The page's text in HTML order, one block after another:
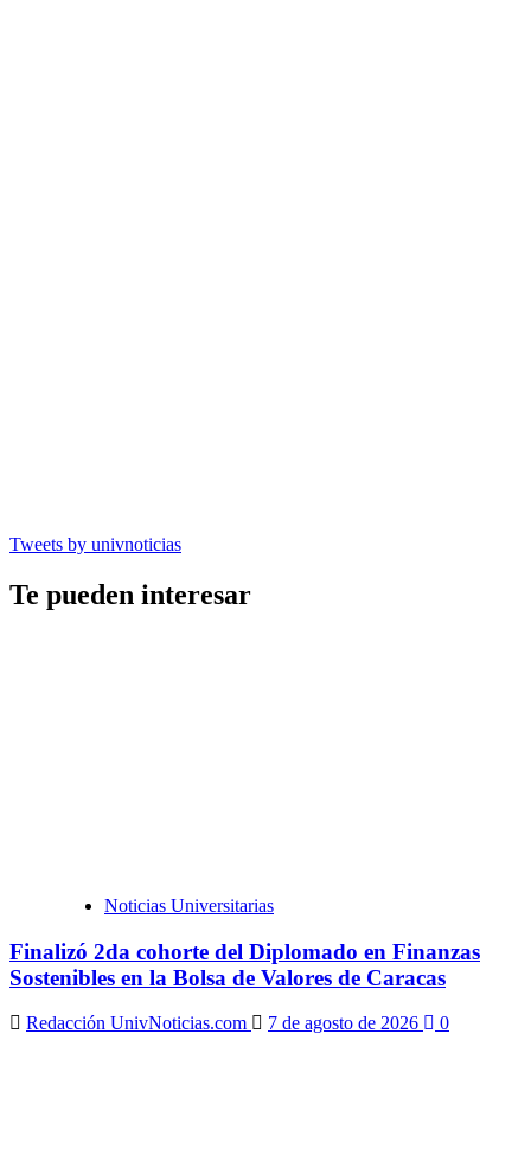
Tweets by univnoticias
Te pueden interesar
Noticias Universitarias
Finalizó 2da cohorte del Diplomado en Finanzas
Sostenibles en la Bolsa de Valores de Caracas
Redacción UnivNoticias.com 7 de agosto de 2026 0